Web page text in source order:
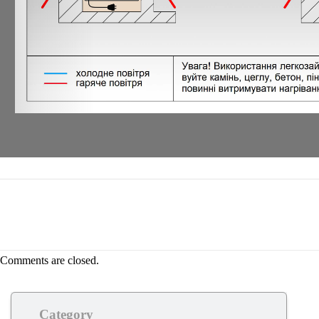
Comments are closed.
Category